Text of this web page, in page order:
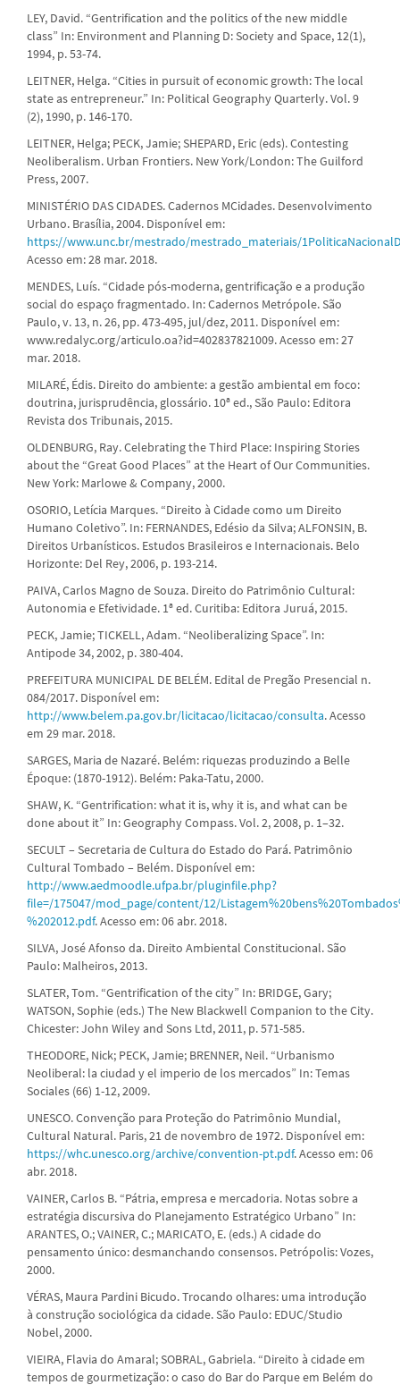
LEY, David. “Gentrification and the politics of the new middle
class” In: Environment and Planning D: Society and Space, 12(1),
1994, p. 53-74.
LEITNER, Helga. “Cities in pursuit of economic growth: The local
state as entrepreneur.” In: Political Geography Quarterly. Vol. 9
(2), 1990, p. 146-170.
LEITNER, Helga; PECK, Jamie; SHEPARD, Eric (eds). Contesting
Neoliberalism. Urban Frontiers. New York/London: The Guilford
Press, 2007.
MINISTÉRIO DAS CIDADES. Cadernos MCidades. Desenvolvimento
Urbano. Brasília, 2004. Disponível em:
https://www.unc.br/mestrado/mestrado_materiais/
Acesso em: 28 mar. 2018.
MENDES, Luís. “Cidade pós-moderna, gentrificação e a produção
social do espaço fragmentado. In: Cadernos Metrópole. São
Paulo, v. 13, n. 26, pp. 473-495, jul/dez, 2011. Disponível em:
www.redalyc.org/articulo.oa?id=402837821009. Acesso em: 27
mar. 2018.
MILARÉ, Édis. Direito do ambiente: a gestão ambiental em foco:
doutrina, jurisprudência, glossário. 10ª ed., São Paulo: Editora
Revista dos Tribunais, 2015.
OLDENBURG, Ray. Celebrating the Third Place: Inspiring Stories
about the “Great Good Places” at the Heart of Our Communities.
New York: Marlowe & Company, 2000.
OSORIO, Letícia Marques. “Direito à Cidade como um Direito
Humano Coletivo”. In: FERNANDES, Edésio da Silva; ALFONSIN, B.
Direitos Urbanísticos. Estudos Brasileiros e Internacionais. Belo
Horizonte: Del Rey, 2006, p. 193-214.
PAIVA, Carlos Magno de Souza. Direito do Patrimônio Cultural:
Autonomia e Efetividade. 1ª ed. Curitiba: Editora Juruá, 2015.
PECK, Jamie; TICKELL, Adam. “Neoliberalizing Space”. In:
Antipode 34, 2002, p. 380-404.
PREFEITURA MUNICIPAL DE BELÉM. Edital de Pregão Presencial n.
084/2017. Disponível em:
http://www.belem.pa.gov.br/licitacao/licitacao/consulta. Acesso
em 29 mar. 2018.
SARGES, Maria de Nazaré. Belém: riquezas produzindo a Belle
Époque: (1870-1912). Belém: Paka-Tatu, 2000.
SHAW, K. “Gentrification: what it is, why it is, and what can be
done about it” In: Geography Compass. Vol. 2, 2008, p. 1–32.
SECULT – Secretaria de Cultura do Estado do Pará. Patrimônio
Cultural Tombado – Belém. Disponível em:
http://www.aedmoodle.ufpa.br/pluginfile.php?
file=/175047/mod_page/content/12/
%202012.pdf. Acesso em: 06 abr. 2018.
SILVA, José Afonso da. Direito Ambiental Constitucional. São
Paulo: Malheiros, 2013.
SLATER, Tom. “Gentrification of the city” In: BRIDGE, Gary;
WATSON, Sophie (eds.) The New Blackwell Companion to the City.
Chicester: John Wiley and Sons Ltd, 2011, p. 571-585.
THEODORE, Nick; PECK, Jamie; BRENNER, Neil. “Urbanismo
Neoliberal: la ciudad y el imperio de los mercados” In: Temas
Sociales (66) 1-12, 2009.
UNESCO. Convenção para Proteção do Patrimônio Mundial,
Cultural Natural. Paris, 21 de novembro de 1972. Disponível em:
https://whc.unesco.org/archive/convention-pt.pdf. Acesso em: 06
abr. 2018.
VAINER, Carlos B. “Pátria, empresa e mercadoria. Notas sobre a
estratégia discursiva do Planejamento Estratégico Urbano” In:
ARANTES, O.; VAINER, C.; MARICATO, E. (eds.) A cidade do
pensamento único: desmanchando consensos. Petrópolis: Vozes,
2000.
VÉRAS, Maura Pardini Bicudo. Trocando olhares: uma introdução
à construção sociológica da cidade. São Paulo: EDUC/Studio
Nobel, 2000.
VIEIRA, Flavia do Amaral; SOBRAL, Gabriela. “Direito à cidade em
tempos de gourmetização: o caso do Bar do Parque em Belém do